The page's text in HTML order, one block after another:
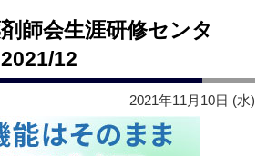
師会生涯研修センタ
12
2021年11月10日 (水)